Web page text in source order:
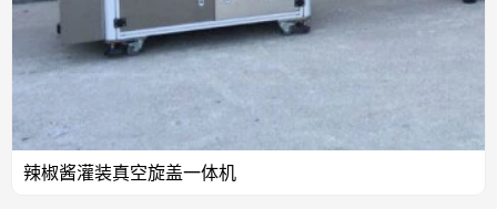
辣椒酱灌装真空旋盖一体机